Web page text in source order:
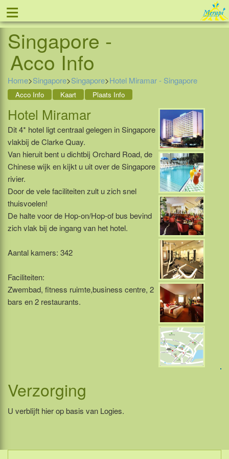
≡ Tel: 088 - 81 11 999
Hotel Miramar -
Singapore -
Acco Info
Home>Singapore>Singapore>Hotel Miramar - Singapore
Acco Info Kaart Plaats Info
Hotel Miramar
Dit 4* hotel ligt centraal gelegen in Singapore
vlakbij de Clarke Quay.
Van hieruit bent u dichtbij Orchard Road, de
Chinese wijk en kijkt u uit over de Singapore
rivier.
Door de vele faciliteiten zult u zich snel
thuisvoelen!
De halte voor de Hop-on/Hop-of bus bevind
zich vlak bij de ingang van het hotel.
Aantal kamers: 342
Faciliteiten:
Zwembad, fitness ruimte,business centre, 2
bars en 2 restaurants.
Verzorging
U verblijft hier op basis van Logies.